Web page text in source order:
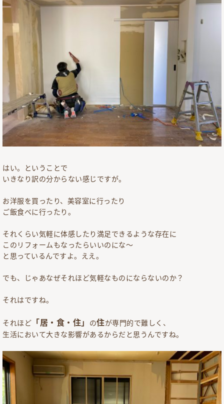
はい。ということで
いきなり訳の分からない感じですが。
お洋服を買ったり、美容室に行ったり
ご飯食べに行ったり。
それくらい気軽に体感したり満足できるような存在に
このリフォームもなったらいいのにな～
と思っているんですよ。ええ。
でも、じゃあなぜそれほど気軽なものにならないのか？
それはですね。
それほど 「居・食・住」 の住が専門的で難しく、
生活において大きな影響があるからだと思うんですね。